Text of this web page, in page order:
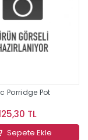
Porridge Pot
TL
Sepete Ekle